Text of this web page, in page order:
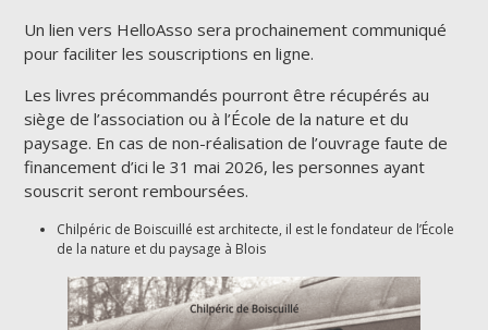
Un lien vers HelloAsso sera prochainement communiqué
pour faciliter les souscriptions en ligne.
Les livres précommandés pourront être récupérés au
siège de l’association ou à l’École de la nature et du
paysage. En cas de non-réalisation de l’ouvrage faute de
financement d’ici le 31 mai 2026, les personnes ayant
souscrit seront remboursées.
Chilpéric de Boiscuillé est architecte, il est le fondateur de l’École
de la nature et du paysage à Blois